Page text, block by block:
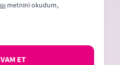
metnini okudum,
ET